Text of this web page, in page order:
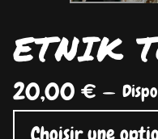
ETNIK
20,00 € — Dispo